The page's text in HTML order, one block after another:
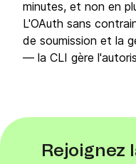
minutes, et non en
L'OAuth sans
de soumission et la
— la CLI gère
Rejoignez